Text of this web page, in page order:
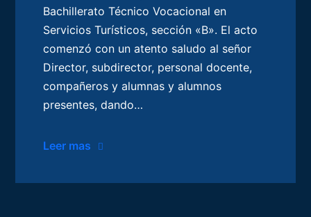
Bachillerato Técnico Vocacional en
Servicios Turísticos, sección «B». El acto
comenzó con un atento saludo al señor
Director, subdirector, personal docente,
compañeros y alumnas y alumnos
presentes, dando…
Leer mas